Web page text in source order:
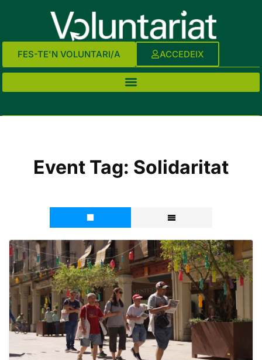
FES-TE'N VOLUNTARI/A ACCEDEIX
Event Tag: Solidaritat